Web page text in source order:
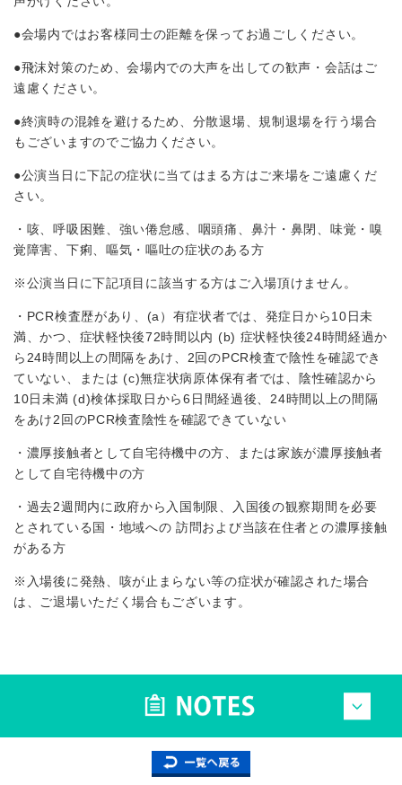
●会場内ではお客様同士の距離を保ってお過ごしください。
●飛沫対策のため、会場内での大声を出しての歓声・会話はご
遠慮ください。
●終演時の混雑を避けるため、分散退場、規制退場を⾏う場合
もございますのでご協⼒ください。
●公演当⽇に下記の症状に当てはまる⽅はご来場をご遠慮くだ
さい。
・咳、呼吸困難、強い倦怠感、咽頭痛、⿐汁・⿐閉、味覚・嗅
覚障害、下痢、嘔気・嘔吐の症状のある⽅
※公演当⽇に下記項⽬に該当する⽅はご⼊場頂けません。
・PCR検査歴があり、(a）有症状者では、発症⽇から10⽇未
満、かつ、症状軽快後72時間以内 (b) 症状軽快後24時間経過か
ら24時間以上の間隔をあけ、2回のPCR検査で陰性を確認でき
ていない、または (c)無症状病原体保有者では、陰性確認から
10⽇未満 (d)検体採取⽇から6⽇間経過後、24時間以上の間隔
をあけ2回のPCR検査陰性を確認できていない
・濃厚接触者として⾃宅待機中の⽅、または家族が濃厚接触者
として⾃宅待機中の⽅
・過去2週間内に政府から⼊国制限、⼊国後の観察期間を必要
とされている国・地域への 訪問および当該在住者との濃厚接触
がある⽅
※⼊場後に発熱、咳が⽌まらない等の症状が確認された場合
は、ご退場いただく場合もございます。